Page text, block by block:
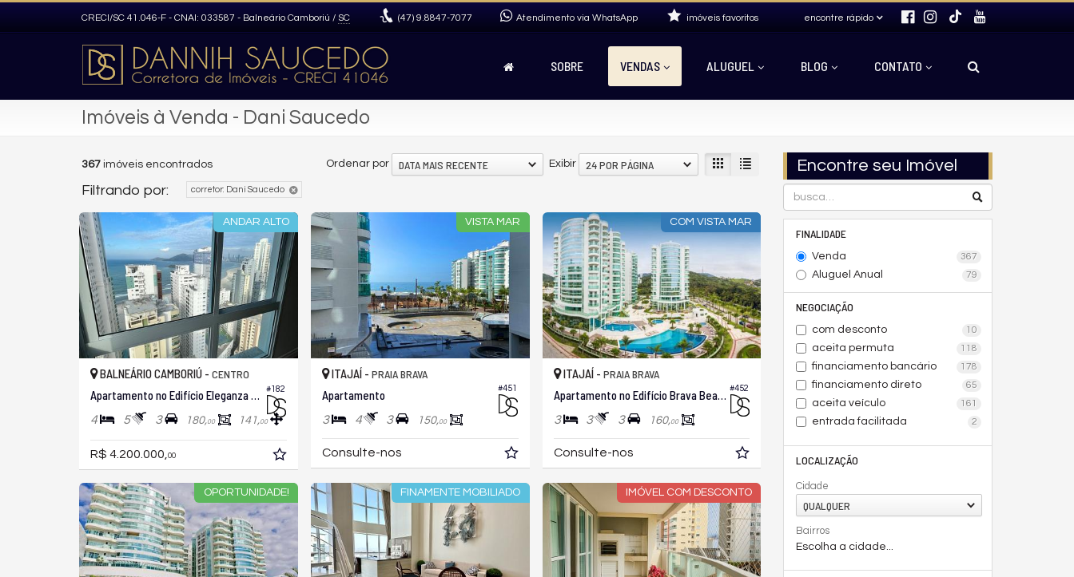
CRECI/SC 41.046-F - CNAI: 033587 - Balneário Camboriú / SC (47) 9.8847-7077 Atendimento via WhatsApp encontre rápido
imóveis favoritos
SOBRE VENDAS ALUGUEL BLOG CONTATO
Imóveis à Venda - Dani Saucedo
Encontre seu Imóvel
FINALIDADE
Venda 367
Aluguel Anual 79
NEGOCIAÇÃO
com desconto 10
aceita permuta 118
financiamento bancário 178
financiamento direto 65
aceita veículo 161
entrada facilitada 2
LOCALIZAÇÃO
Cidade
QUALQUER
Bairros
Escolha a cidade...
367 imóveis encontrados Exibir 24 POR PÁGINA
Ordenar por DATA MAIS RECENTE
Filtrando por: corretor: Dani Saucedo
ANDAR ALTO
#182
BALNEÁRIO CAMBORIÚ - CENTRO
Apartamento no Edifício Eleganza Tower
4 5 3 180,00 141,00
R$ 4.200.000, 00
VISTA MAR
#451
ITAJAÍ - PRAIA BRAVA
Apartamento
3 4 3 150,00
Consulte-nos
COM VISTA MAR
#452
ITAJAÍ - PRAIA BRAVA
Apartamento no Edifício Brava Beach Reserva Aroeira
3 3 3 160,00
Consulte-nos
OPORTUNIDADE! FINAMENTE MOBILIADO IMÓVEL COM DESCONTO